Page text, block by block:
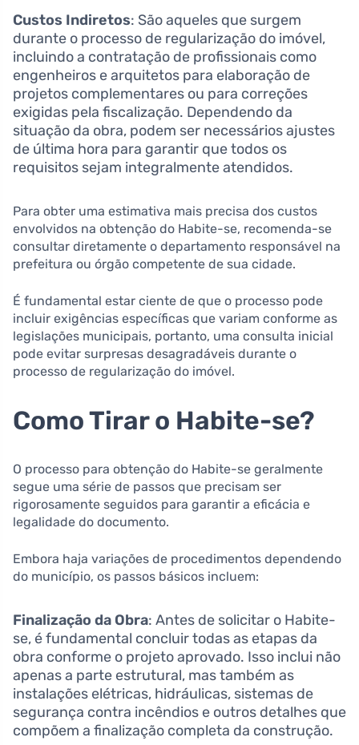
Custos Indiretos: São aqueles que surgem
durante o processo de regularização do imóvel,
incluindo a contratação de profissionais como
engenheiros e arquitetos para elaboração de
projetos complementares ou para correções
exigidas pela fiscalização. Dependendo da
situação da obra, podem ser necessários ajustes
de última hora para garantir que todos os
requisitos sejam integralmente atendidos.
Para obter uma estimativa mais precisa dos custos
envolvidos na obtenção do Habite-se, recomenda-se
consultar diretamente o departamento responsável na
prefeitura ou órgão competente de sua cidade.
É fundamental estar ciente de que o processo pode
incluir exigências específicas que variam conforme as
legislações municipais, portanto, uma consulta inicial
pode evitar surpresas desagradáveis durante o
processo de regularização do imóvel.
Como Tirar o Habite-se?
O processo para obtenção do Habite-se geralmente
segue uma série de passos que precisam ser
rigorosamente seguidos para garantir a eficácia e
legalidade do documento.
Embora haja variações de procedimentos dependendo
do município, os passos básicos incluem:
Finalização da Obra: Antes de solicitar o Habite-
se, é fundamental concluir todas as etapas da
obra conforme o projeto aprovado. Isso inclui não
apenas a parte estrutural, mas também as
instalações elétricas, hidráulicas, sistemas de
segurança contra incêndios e outros detalhes que
compõem a finalização completa da construção.